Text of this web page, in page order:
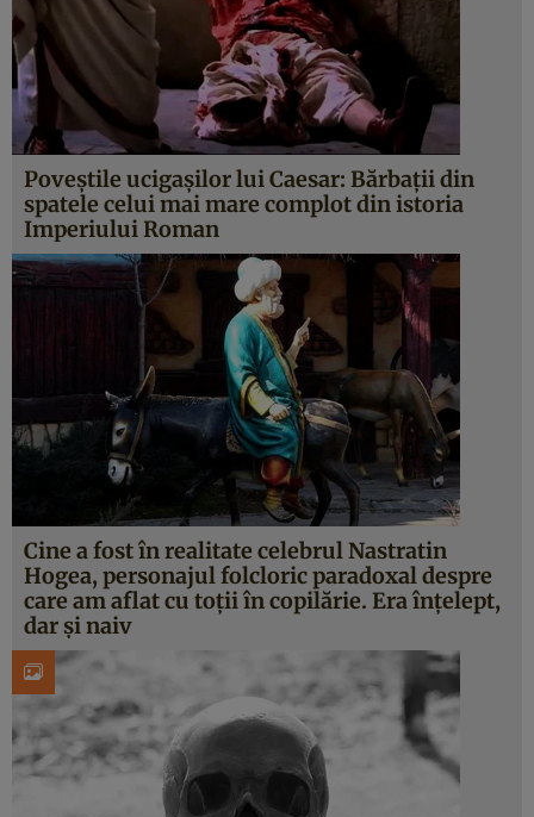
Poveştile ucigaşilor lui Caesar: Bărbaţii din
spatele celui mai mare complot din istoria
Imperiului Roman
Cine a fost în realitate celebrul Nastratin
Hogea, personajul folcloric paradoxal despre
care am aflat cu toţii în copilărie. Era înţelept,
dar şi naiv